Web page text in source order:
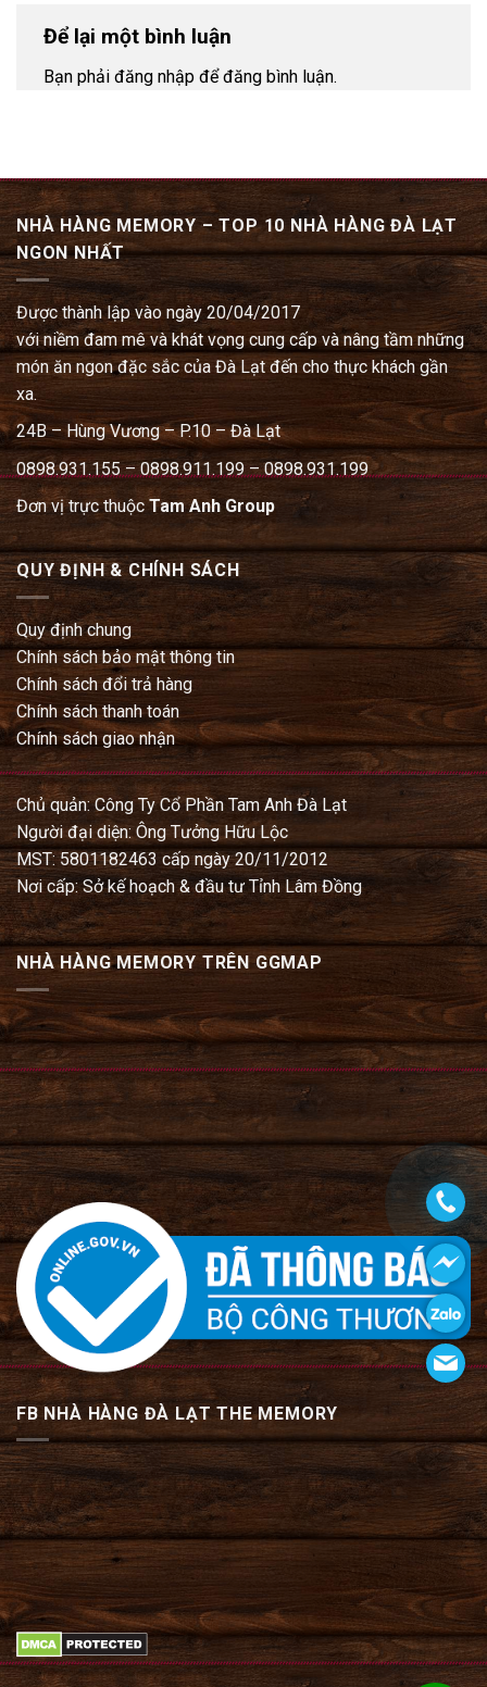
Để lại một bình luận
Bạn phải đăng nhập để đăng bình luận.
NHÀ HÀNG MEMORY – TOP 10 NHÀ HÀNG ĐÀ LẠT
NGON NHẤT
Được thành lập vào ngày 20/04/2017
với niềm đam mê và khát vọng cung cấp và nâng tầm những
món ăn ngon đặc sắc của Đà Lạt đến cho thực khách gần
xa.
24B – Hùng Vương – P.10 – Đà Lạt
0898.931.155 – 0898.911.199 – 0898.931.199
Đơn vị trực thuộcTam Anh Group
QUY ĐỊNH & CHÍNH SÁCH
Quy định chung
Chính sách bảo mật thông tin
Chính sách đổi trả hàng
Chính sách thanh toán
Chính sách giao nhận
Chủ quản: Công Ty Cổ Phần Tam Anh Đà Lạt
Người đại diện: Ông Tưởng Hữu Lộc
MST: 5801182463 cấp ngày 20/11/2012
Nơi cấp: Sở kế hoạch & đầu tư Tỉnh Lâm Đồng
NHÀ HÀNG MEMORY TRÊN GGMAP
FB NHÀ HÀNG ĐÀ LẠT THE MEMORY